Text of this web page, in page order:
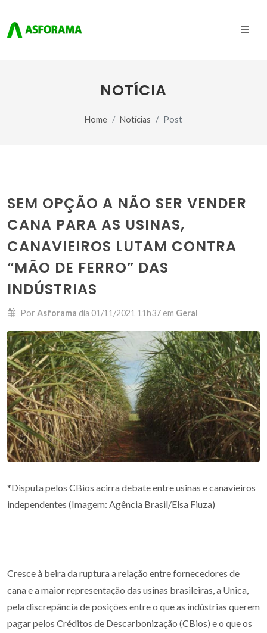
NOTÍCIA
Home Notícias Post
SEM OPÇÃO A NÃO SER VENDER
CANA PARA AS USINAS,
CANAVIEIROS LUTAM CONTRA
“MÃO DE FERRO” DAS
INDÚSTRIAS
Por Asforama dia 01/11/2021 11h37 em Geral
*Disputa pelos CBios acirra debate entre usinas e canavieiros
independentes (Imagem: Agência Brasil/Elsa Fiuza)
Cresce à beira da ruptura a relação entre fornecedores de
cana e a maior representação das usinas brasileiras, a Unica,
pela discrepância de posições entre o que as indústrias querem
pagar pelos Créditos de Descarbonização (CBios) e o que os